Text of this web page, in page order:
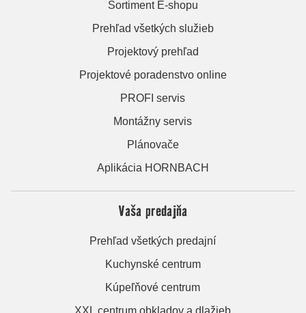
Sortiment E-shopu
Prehľad všetkých služieb
Projektový prehľad
Projektové poradenstvo online
PROFI servis
Montážny servis
Plánovače
Aplikácia HORNBACH
Vaša predajňa
Prehľad všetkých predajní
Kuchynské centrum
Kúpeľňové centrum
XXL centrum obkladov a dlažieb